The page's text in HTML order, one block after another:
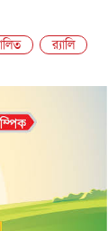
র‌্যালি